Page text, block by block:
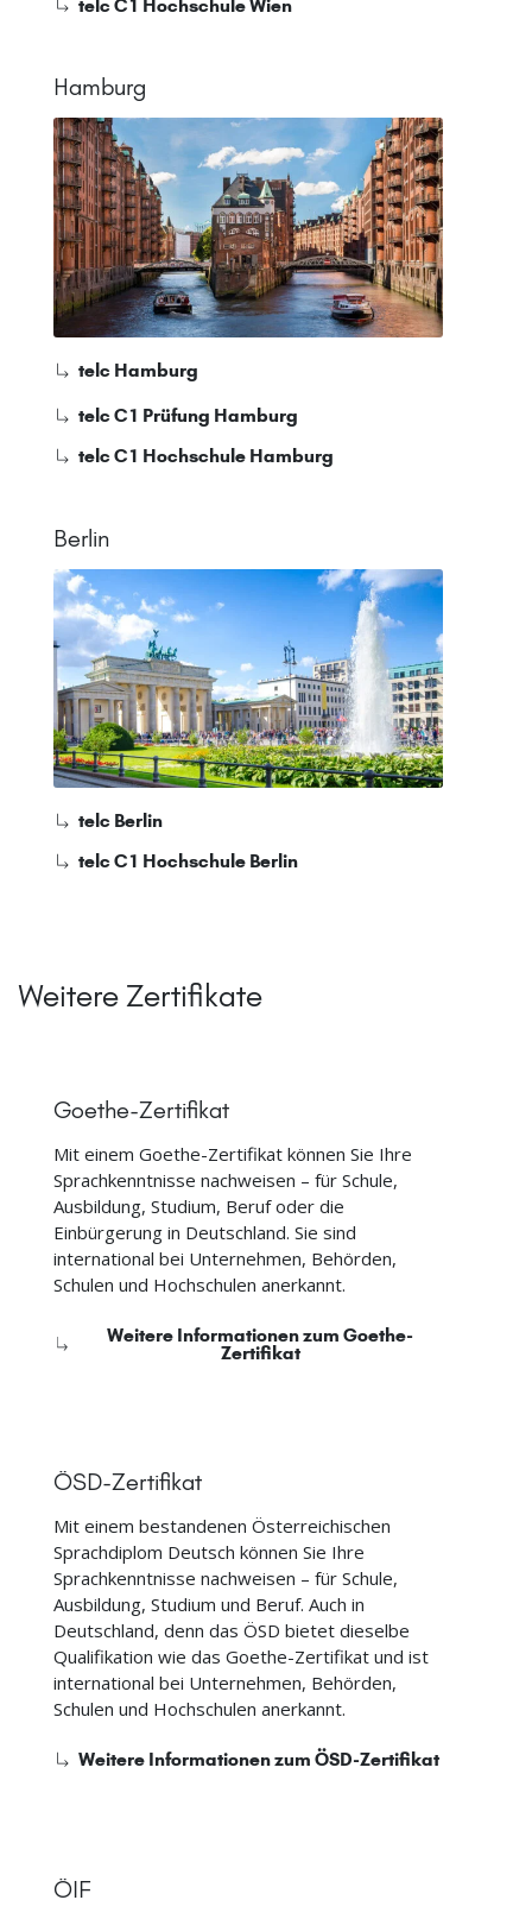
telc C1 Hochschule Wien
Hamburg
telc Hamburg
telc C1 Prüfung Hamburg
telc C1 Hochschule Hamburg
Berlin
telc Berlin
telc C1 Hochschule Berlin
Weitere Zertifikate
Goethe-Zertifikat
Mit einem Goethe-Zertifikat können Sie Ihre
Sprachkenntnisse nachweisen – für Schule,
Ausbildung, Studium, Beruf oder die
Einbürgerung in Deutschland. Sie sind
international bei Unternehmen, Behörden,
Schulen und Hochschulen anerkannt.
Weitere Informationen zum Goethe-
Zertifikat
ÖSD-Zertifikat
Mit einem bestandenen Österreichischen
Sprachdiplom Deutsch können Sie Ihre
Sprachkenntnisse nachweisen – für Schule,
Ausbildung, Studium und Beruf. Auch in
Deutschland, denn das ÖSD bietet dieselbe
Qualifikation wie das Goethe-Zertifikat und ist
international bei Unternehmen, Behörden,
Schulen und Hochschulen anerkannt.
Weitere Informationen zum ÖSD-Zertifikat
ÖIF